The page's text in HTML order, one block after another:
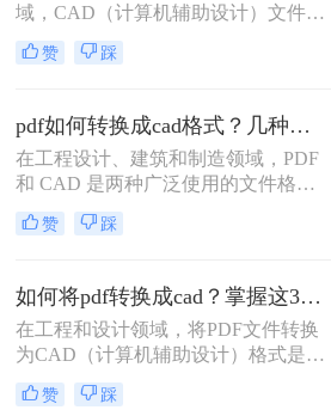
域，CAD（计算机辅助设计）文件是
工作的核心。然而，我们常常会遇到
一个棘手的问题：客户、供应商或历
PDF文件虽然便于查看和打印，但其
内部的图形通常是不可编辑的“死
图”，无法进行修改、测量或进一步
设计。这时，将PDF转换为CAD格式
（如DWG或DXF）就成为了一项至
关重要的技能。
赞 踩
pdf如何转换成cad格式？几种常见方法与详细指南！
在工程设计、建筑和制造领域，PDF
和 CAD 是两种广泛使用的文件格
式。PDF 文件通常用于查看和共享设
计图纸，而 CAD 文件（如 DWG 或
PDF 转换为 CAD 格式的需求非常普
遍，但这一过程可能会面临精度丢
失、图层混乱等问题。那么pdf如何转
换成cad格式呢？本文将详细介绍四种
常见的 PDF 转 CAD 方法，帮助您选
赞 踩
如何将pdf转换成cad？掌握这3招就够了
在工程和设计领域，将PDF文件转换
为CAD（计算机辅助设计）格式是非
常常见的需求。这允许设计师们能够
编辑、修改原始设计图或将其集成到
赞 踩